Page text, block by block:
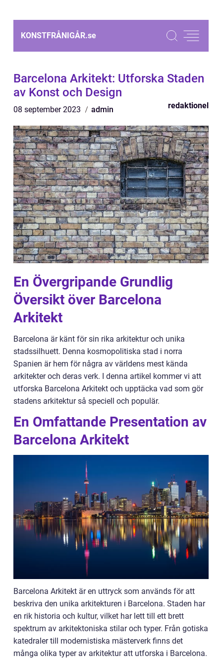
KONSTFRÅNIGÅR.se
Barcelona Arkitekt: Utforska Staden
av Konst och Design
08 september 2023 admin redaktionel
En Övergripande Grundlig
Översikt över Barcelona
Arkitekt
Barcelona är känt för sin rika arkitektur och unika
stadssilhuett. Denna kosmopolitiska stad i norra
Spanien är hem för några av världens mest kända
arkitekter och deras verk. I denna artikel kommer vi att
utforska Barcelona Arkitekt och upptäcka vad som gör
stadens arkitektur så speciell och populär.
En Omfattande Presentation av
Barcelona Arkitekt
Barcelona Arkitekt är en uttryck som används för att
beskriva den unika arkitekturen i Barcelona. Staden har
en rik historia och kultur, vilket har lett till ett brett
spektrum av arkitektoniska stilar och typer. Från gotiska
katedraler till modernistiska mästerverk finns det
många olika typer av arkitektur att utforska i Barcelona.